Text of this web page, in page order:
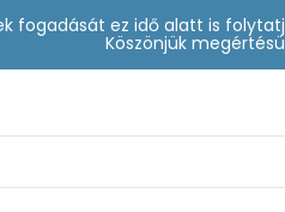
fogadását ez idő alatt is
Köszönjük